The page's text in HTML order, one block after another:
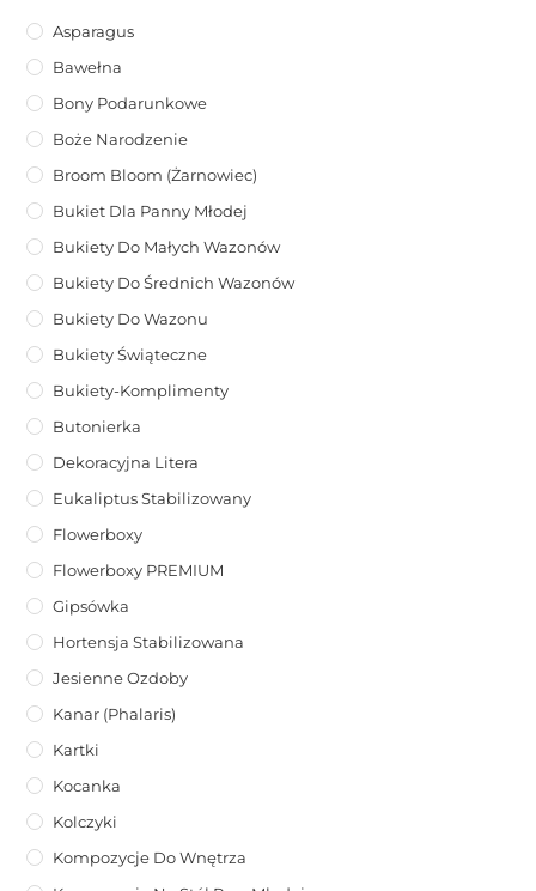
Asparagus
Bawełna
Bony Podarunkowe
Boże Narodzenie
Broom Bloom (żarnowiec)
Bukiet Dla Panny Młodej
Bukiety Do Małych Wazonów
Bukiety Do Średnich Wazonów
Bukiety Do Wazonu
Bukiety Świąteczne
Bukiety-Komplimenty
Butonierka
Dekoracyjna Litera
Eukaliptus Stabilizowany
Flowerboxy
Flowerboxy PREMIUM
Gipsówka
Hortensja Stabilizowana
Jesienne Ozdoby
Kanar (phalaris)
Kartki
Kocanka
Kolczyki
Kompozycje Do Wnętrza